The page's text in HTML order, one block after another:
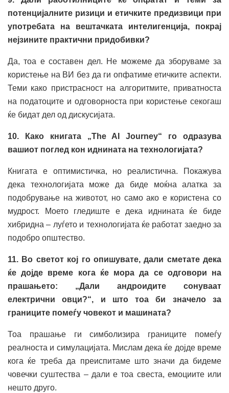
потенцијалните ризици и етичките предизвици при
употребата на вештачката интелигенција, покрај
нејзините практични придобивки?
Да, тоа е составен дел. Не можеме да зборуваме за
користење на ВИ без да ги опфатиме етичките аспекти.
Теми како пристрасност на алгоритмите, приватноста
на податоците и одговорноста при користење секогаш
ќе бидат дел од дискусијата.
10. Како книгата „The AI Journey“ го одразува
вашиот поглед кон иднината на технологијата?
Книгата е оптимистичка, но реалистична. Покажува
дека технологијата може да биде моќна алатка за
подобрување на животот, но само ако е користена со
мудрост. Моето гледиште е дека иднината ќе биде
хибридна – луѓето и технологијата ќе работат заедно за
подобро општество.
11. Во светот кој го опишувате, дали сметате дека
ќе дојде време кога ќе мора да се одговори на
прашањето: „Дали андроидите сонуваат
електрични овци?“, и што тоа би значело за
границите помеѓу човекот и машината?
Тоа прашање ги симболизира границите помеѓу
реалноста и симулацијата. Мислам дека ќе дојде време
кога ќе треба да преиспитаме што значи да бидеме
човечки суштества – дали е тоа свеста, емоциите или
нешто друго.